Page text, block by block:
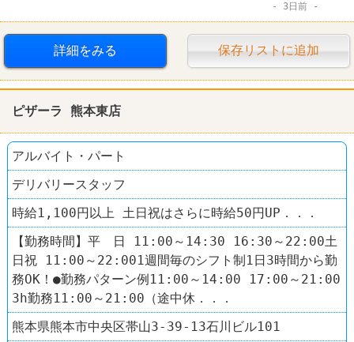
3日前
詳細をみる 保存リストに追加
ピザーラ 熊本東店
アルバイト・パート
デリバリースタッフ
時給1,100円以上 土日祝はさらに時給50円UP．．．
【勤務時間】平 日 11:00～14:30 16:30～22:00土
日祝 11:00～22:001週間毎のシフト制1日3時間から勤
務OK！●勤務パターン例11:00～14:00 17:00～21:00
3h勤務11:00～21:00（途中休．．．
熊本県熊本市中央区帯山3-39-13石川ビル101